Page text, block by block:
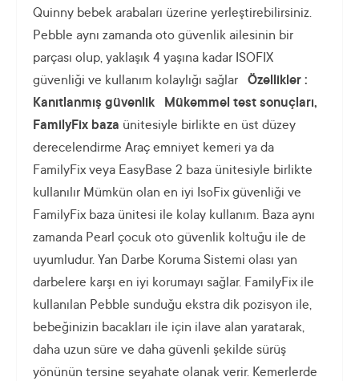
Quinny bebek arabaları üzerine yerleştirebilirsiniz.
Pebble aynı zamanda oto güvenlik ailesinin bir
parçası olup, yaklaşık 4 yaşına kadar ISOFIX
güvenliği ve kullanım kolaylığı sağlar Özellikler :
Kanıtlanmış güvenlik
Mükemmel test sonuçları,
FamilyFix baza ünitesiyle birlikte en üst düzey
derecelendirme Araç emniyet kemeri ya da
FamilyFix veya EasyBase 2 baza ünitesiyle birlikte
kullanılır Mümkün olan en iyi IsoFix güvenliği ve
FamilyFix baza ünitesi ile kolay kullanım. Baza aynı
zamanda Pearl çocuk oto güvenlik koltuğu ile de
uyumludur. Yan Darbe Koruma Sistemi olası yan
darbelere karşı en iyi korumayı sağlar. FamilyFix ile
kullanılan Pebble sunduğu ekstra dik pozisyon ile,
bebeğinizin bacakları ile için ilave alan yaratarak,
daha uzun süre ve daha güvenli şekilde sürüş
yönünün tersine seyahate olanak verir. Kemerlerde